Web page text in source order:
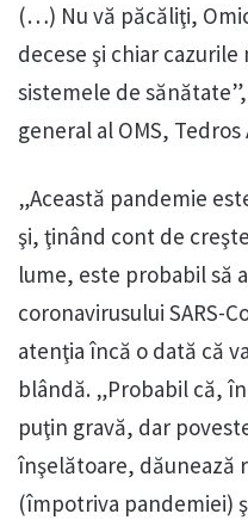
(…) Nu vă păcăliţi,
decese şi chiar
sistemele de
general al OMS,
„Această pandemie
şi, ţinând cont de
lume, este probabil să
coronavirusului SARS-
atenţia încă o dată că
blândă. „Probabil că,
puţin gravă, dar
înşelătoare, dăunează
(împotriva pandemiei)